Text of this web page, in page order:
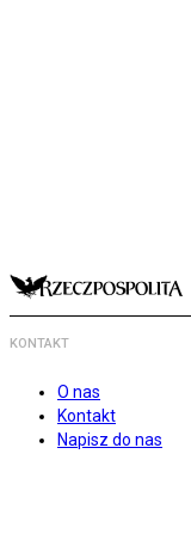
KONTAKT
O nas
Kontakt
Napisz do nas